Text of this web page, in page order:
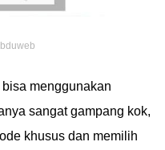
menggunakan
sangat gampang kok,
khusus dan memilih